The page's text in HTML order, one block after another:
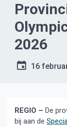
2026
16
REGIO – De
bij aan de